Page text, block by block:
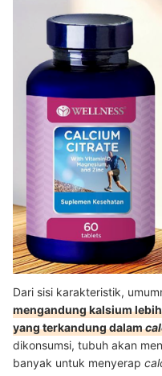
Dari sisi karakteristik,
mengandung kalsium
yang terkandung dalam
dikonsumsi, tubuh akan
banyak untuk menyerap